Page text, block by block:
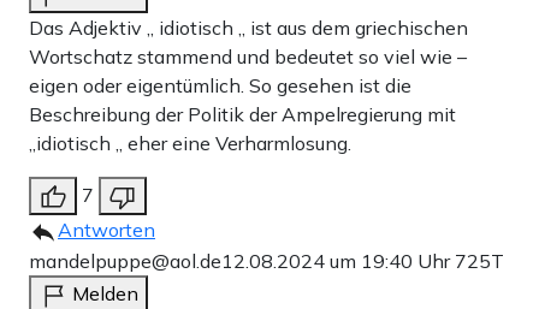
Das Adjektiv „ idiotisch „ ist aus dem griechischen
Wortschatz stammend und bedeutet so viel wie –
eigen oder eigentümlich. So gesehen ist die
Beschreibung der Politik der Ampelregierung mit
„idiotisch „ eher eine Verharmlosung.
7
Antworten
mandelpuppe@aol.de12.08.2024 um 19:40 Uhr 725T
Melden